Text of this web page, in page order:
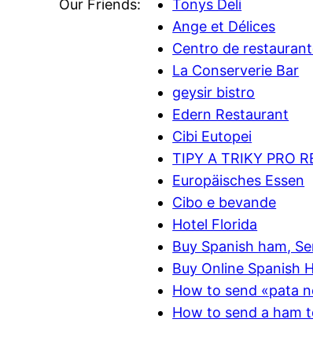
Our Friends:
Tonys Deli
Ange et Délices
Centro de
La Conserverie Bar
geysir bistro
Edern Restaurant
Cibi Eutopei
TIPY A TRIKY PRO
Europäisches Essen
Cibo e bevande
Hotel Florida
Buy Spanish ham,
Buy Online Spanish
How to send «pata
How to send a ham